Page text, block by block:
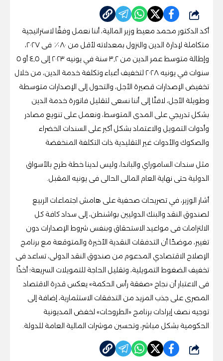
شارك
أكد الدكتور محمد معيط وزير المالية، أننا نعمل وفقًا لاستراتيجية
متكاملة لإدارة الدين والنزول بمعدلاته لأقل من ٨٠٪ فى ٢٠٢٧،
وإطالة متوسط عمر الدين من ٣,٢ سنة في يونيه ٢٠٢٣ إلى ٤,٥ أو ٥
سنوات في يونيه ٢٠٢٨ لتخفيف أعباء وتكلفة خدمة الدين، من خلال
تخفيض الإصدارات قصيرة الأجل، والتحول إلى الإصدارات متوسطة
وطويلة الأجل، لافتًا إلى أننا نسعى لتقليل فاتورة خدمة الدين
بشكل تدريجي على المدى المتوسط، ونعمل على تنويع مصادر
وأدوات التمويل والاعتماد بشكل أكبر على السندات الخضراء
والصكوك والأدوات غير التقليدية ذات التكلفة المنخفضة
مثل سندات الساموراي والباندا، وليس لدينا خطة طرح بالأسواق
الدولية حتى نهاية العام المالى الحالى فى يونيه المقبل.
أشار الوزير، في تصريحات صحفية على هامش اجتماعات الربيع
لصندوق النقد والبنك الدوليين بواشنطن، إلى سداد كافة كل
الالتزامات فى مواعيد الاستحقاق وبنفس شروط الإصدارات دون
تغيير، موضحًا أن التدفقات النقدية الأخيرة والمتوقعة مع برنامج
الإصلاح الاقتصادي المدعوم من صندوق النقد الدولى، تساعد فى
تخفيف الضغوط التمويلية، وتقليل الحاجة للتمويلات السريعة؛ أخذًا
فى الاعتبار أن نجاح «صفقة رأس الحكمة» يعكس قدرة الاقتصاد
المصرى على جذب المزيد من التدفقات الاستثمارية، إضافة إلى
توجيه نصف إيرادات برنامج «الطروحات» لخفض المديونية
الحكومية بشكل مباشر، وتحسين موشرات المالية العامة للدولة.
شارك